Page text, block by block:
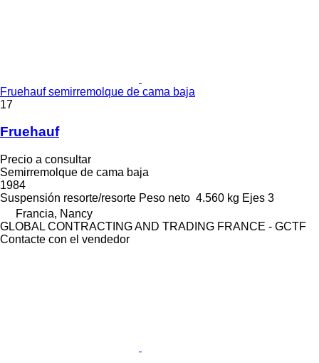
Fruehauf semirremolque de cama baja
17
Fruehauf
Precio a consultar
Semirremolque de cama baja
1984
Suspensión resorte/resorte Peso neto 4.560 kg Ejes 3
Francia, Nancy
GLOBAL CONTRACTING AND TRADING FRANCE - GCTF
Contacte con el vendedor